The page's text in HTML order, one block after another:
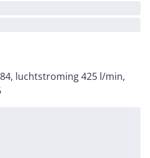
luchtstroming 425 l/min,